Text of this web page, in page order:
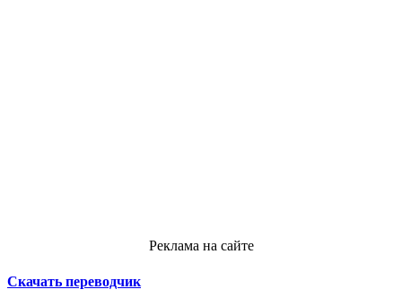
Реклама на сайте
Скачать переводчик